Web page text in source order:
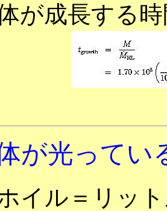
が成長する
が光ってい
イル＝リッ